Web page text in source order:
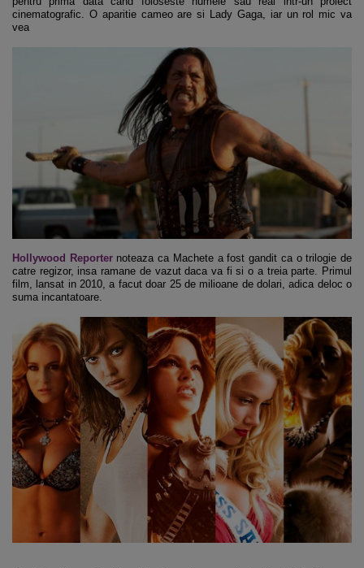
cinematografic. O aparitie cameo are si Lady Gaga, iar un rol mic va
vea
Hollywood Reporternoteaza ca Machete a fost gandit ca o trilogie de
catre regizor, insa ramane de vazut daca va fi si o a treia parte. Primul
film, lansat in 2010, a facut doar 25 de milioane de dolari, adica deloc o
suma incantatoare.